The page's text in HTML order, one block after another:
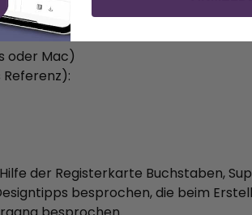
oder Mac)
der Registerkarte Buchstaben,
besprochen, die beim